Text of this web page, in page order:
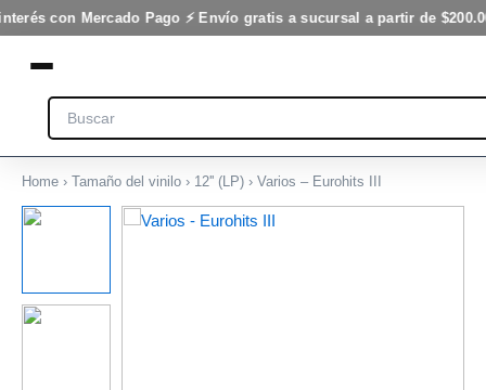
con Mercado Pago ⚡ Envío gratis a sucursal a partir de
Ir
al
contenido
Search
Home › Tamaño del vinilo › 12'' (LP) › Varios – Eurohits III
Varios
cantidad
cantidad